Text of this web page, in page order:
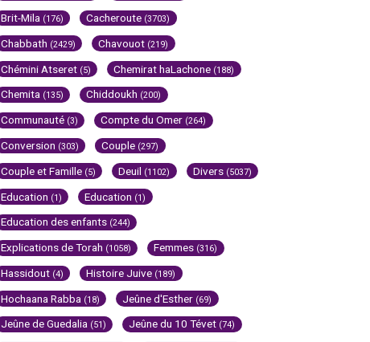
Brit-Mila (176) Cacheroute (3703)
Chabbath (2429) Chavouot (219)
Chémini Atseret (5) Chemirat haLachone (188)
Chemita (135) Chiddoukh (200)
Communauté (3) Compte du Omer (264)
Conversion (303) Couple (297)
Couple et Famille (5) Deuil (1102) Divers (5037)
Education (1) Education (1)
Education des enfants (244)
Explications de Torah (1058) Femmes (316)
Hassidout (4) Histoire Juive (189)
Hochaana Rabba (18) Jeûne d'Esther (69)
Jeûne de Guedalia (51) Jeûne du 10 Tévet (74)